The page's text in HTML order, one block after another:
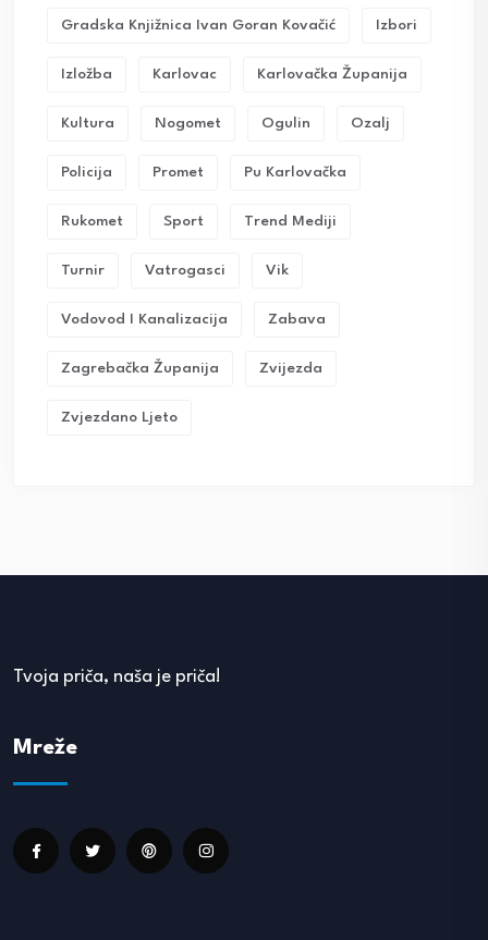
Gradska Knjižnica Ivan Goran Kovačić Izbori
Izložba Karlovac Karlovačka Županija
Kultura Nogomet Ogulin Ozalj
Policija Promet Pu Karlovačka
Rukomet Sport Trend Mediji
Turnir Vatrogasci Vik
Vodovod I Kanalizacija Zabava
Zagrebačka Županija Zvijezda
Zvjezdano Ljeto
Tvoja priča, naša je priča!
Mreže